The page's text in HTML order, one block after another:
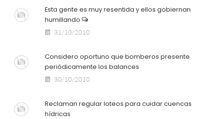
Esta gente es muy resentida y ellos gobiernan
humillando
31/10/2010
Considero oportuno que bomberos presente
periódicamente los balances
30/10/2010
Reclaman regular loteos para cuidar cuencas
hídricas